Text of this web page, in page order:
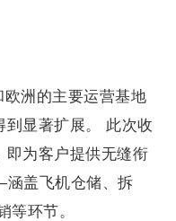
洲的主要运营基地
到显著扩展。 此次收
即为客户提供无缝衔
盖飞机仓储、拆
等环节。